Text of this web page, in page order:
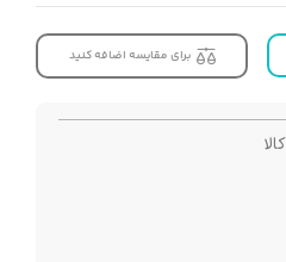
برای مقایسه اضافه کنید